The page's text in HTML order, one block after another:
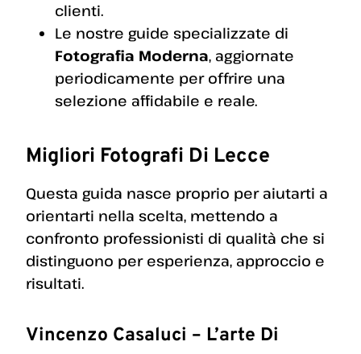
clienti.
Le nostre guide specializzate di
Fotografia Moderna, aggiornate
periodicamente per offrire una
selezione affidabile e reale.
Migliori Fotografi Di Lecce
Questa guida nasce proprio per aiutarti a
orientarti nella scelta, mettendo a
confronto professionisti di qualità che si
distinguono per esperienza, approccio e
risultati.
Vincenzo Casaluci – L’arte Di